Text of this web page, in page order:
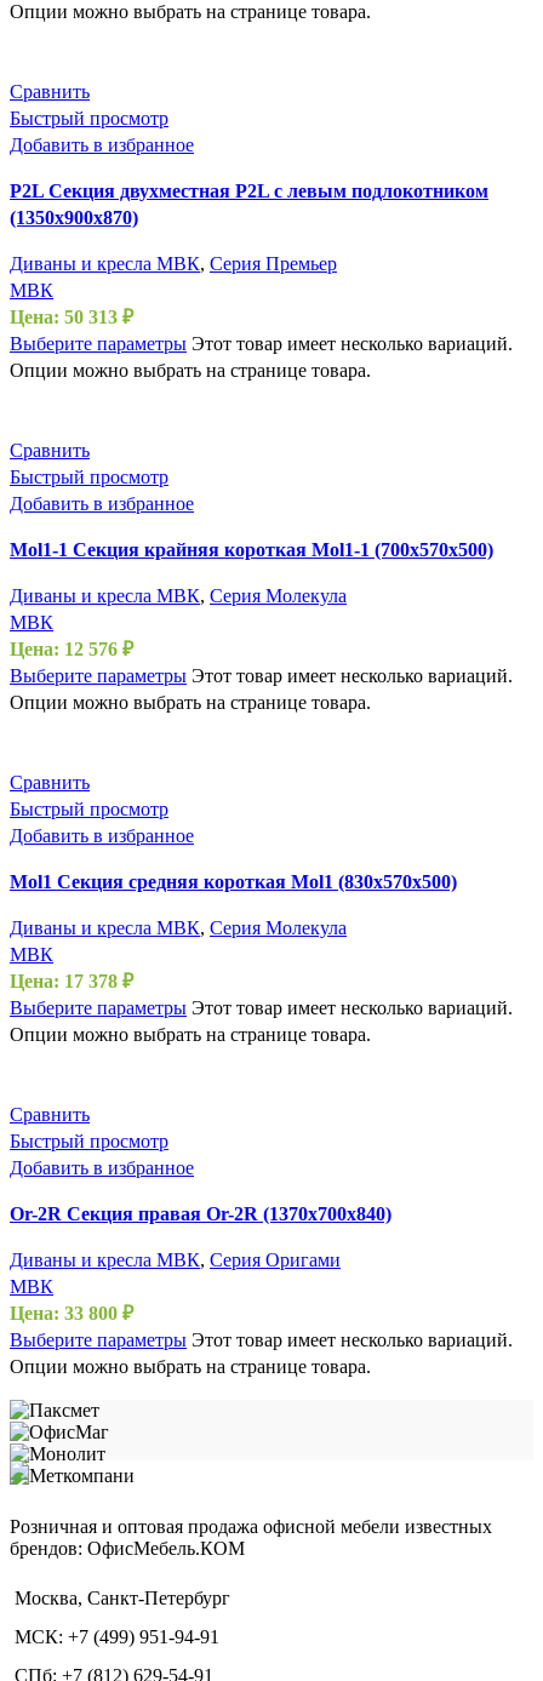
Опции можно выбрать на странице товара.
Сравнить
Быстрый просмотр
Добавить в избранное
P2L Секция двухместная P2L с левым подлокотником
(1350х900х870)
Диваны и кресла МВК, Серия Премьер
МВК
Цена: 50 313 ₽
Выберите параметры Этот товар имеет несколько вариаций.
Опции можно выбрать на странице товара.
Сравнить
Быстрый просмотр
Добавить в избранное
Mol1-1 Секция крайняя короткая Mol1-1 (700х570х500)
Диваны и кресла МВК, Серия Молекула
МВК
Цена: 12 576 ₽
Выберите параметры Этот товар имеет несколько вариаций.
Опции можно выбрать на странице товара.
Сравнить
Быстрый просмотр
Добавить в избранное
Mol1 Секция средняя короткая Mol1 (830х570х500)
Диваны и кресла МВК, Серия Молекула
МВК
Цена: 17 378 ₽
Выберите параметры Этот товар имеет несколько вариаций.
Опции можно выбрать на странице товара.
Сравнить
Быстрый просмотр
Добавить в избранное
Or-2R Секция правая Or-2R (1370х700х840)
Диваны и кресла МВК, Серия Оригами
МВК
Цена: 33 800 ₽
Выберите параметры Этот товар имеет несколько вариаций.
Опции можно выбрать на странице товара.
Розничная и оптовая продажа офисной мебели известных
брендов: ОфисМебель.КОМ
Москва, Санкт-Петербург
МСК: +7 (499) 951-94-91
СПб: +7 (812) 629-54-91